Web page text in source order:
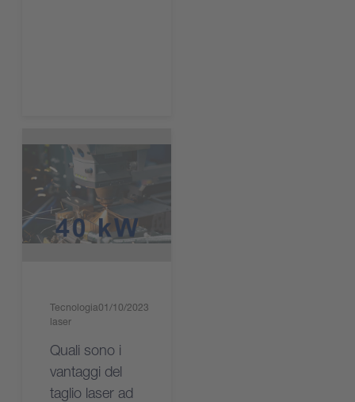
Tecnologia
laser
01/10/2023
Quali sono i
vantaggi del
taglio laser ad